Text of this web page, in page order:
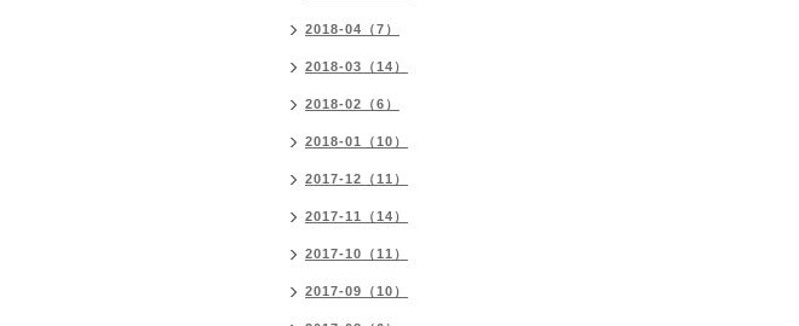
2018-04（7）
2018-03（14）
2018-02（6）
2018-01（10）
2017-12（11）
2017-11（14）
2017-10（11）
2017-09（10）